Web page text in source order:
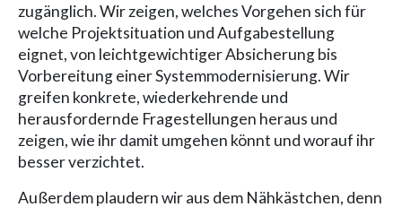
zugänglich. Wir zeigen, welches Vorgehen sich für
welche Projektsituation und Aufgabestellung
eignet, von leichtgewichtiger Absicherung bis
Vorbereitung einer Systemmodernisierung. Wir
greifen konkrete, wiederkehrende und
herausfordernde Fragestellungen heraus und
zeigen, wie ihr damit umgehen könnt und worauf ihr
besser verzichtet.
Außerdem plaudern wir aus dem Nähkästchen, denn